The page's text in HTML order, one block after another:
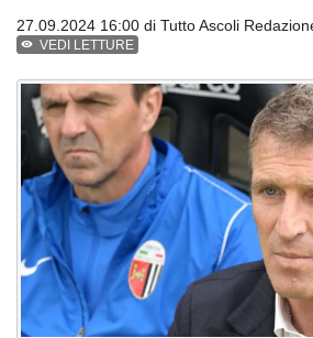
27.09.2024 16:00 di Tutto Ascoli
VEDI LETTURE